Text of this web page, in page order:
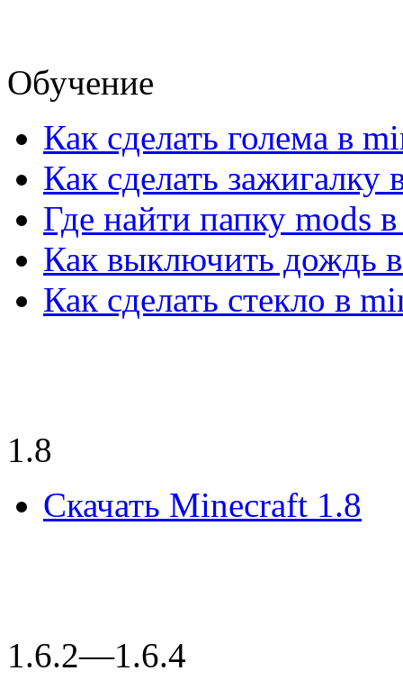
Обучение
Как сделать голема в
Как сделать зажигалку
Где найти папку mods
Как выключить дождь
Как сделать стекло в
1.8
Скачать Minecraft 1.8
1.6.2—1.6.4